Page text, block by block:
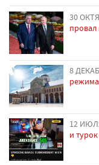
30
провал
8
режима
12
и